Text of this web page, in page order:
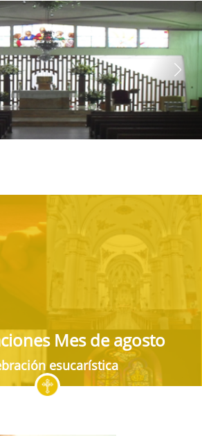
Mes de agosto
esucarística